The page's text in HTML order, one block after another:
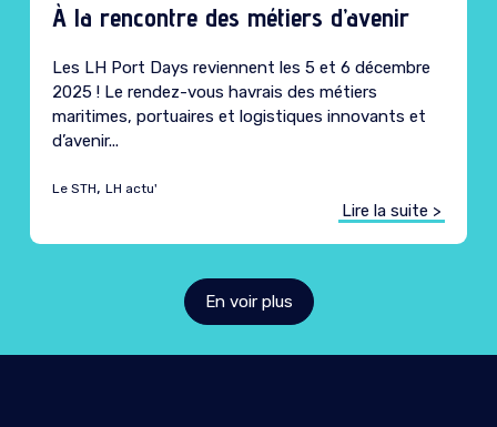
À la rencontre des métiers d’avenir
Les LH Port Days reviennent les 5 et 6 décembre
2025 ! Le rendez-vous havrais des métiers
maritimes, portuaires et logistiques innovants et
d’avenir...
Le STH, LH actu'
Lire la suite >
En voir plus